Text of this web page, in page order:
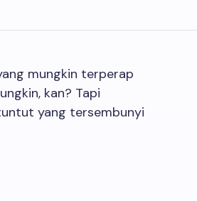
mungkin terperap
kan? Tapi
yang tersembunyi